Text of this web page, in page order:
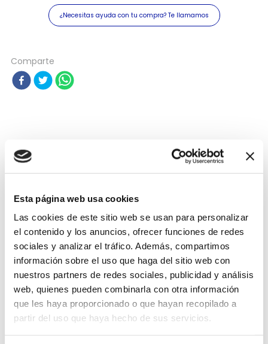
Esta página web usa cookies
Las cookies de este sitio web se usan para personalizar
el contenido y los anuncios, ofrecer funciones de redes
sociales y analizar el tráfico. Además, compartimos
información sobre el uso que haga del sitio web con
nuestros partners de redes sociales, publicidad y análisis
web, quienes pueden combinarla con otra información
que les haya proporcionado o que hayan recopilado a
partir del uso que haya hecho de sus servicios.
¿Necesitas ayuda con tu compra? Te llamamos
Comparte
DESCRIPCIÓN
Descubre la potente y elegante lavadora
Ecobubble Samsung WA15CG5441BDPE de 15
Kg en Gris, diseñada para simplificar tu rutina
de lavandería. Con su capacidad extra
grande, esta lavadora te ofrece la libertad
de lavar más prendas en menos cargas,
ahorrándote tiempo y esfuerzo. La
tecnología Ecobubble de Samsung
transforma el detergente en burbujas de
limpieza, penetrando profundamente en los
tejidos y eliminando la suciedad más difícil,
incluso en agua fría. Esto asegura un lavado
eficiente y delicado, preservando la calidad